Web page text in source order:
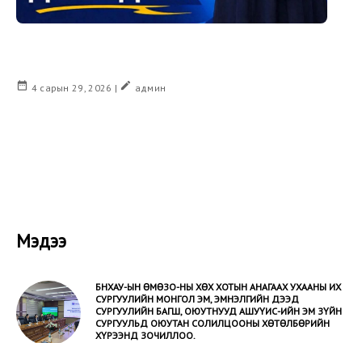
date_range 4 сарын 29, 2026 | create админ
Мэдээ
БНХАУ-ЫН ӨМӨЗО-НЫ ХӨХ ХОТЫН АНАГААХ УХААНЫ ИХ
СУРГУУЛИЙН МОНГОЛ ЭМ, ЭМНЭЛГИЙН ДЭЭД
СУРГУУЛИЙН БАГШ, ОЮУТНУУД АШУҮИС-ИЙН ЭМ ЗҮЙН
СУРГУУЛЬД ОЮУТАН СОЛИЛЦООНЫ ХӨТӨЛБӨРИЙН
ХҮРЭЭНД ЗОЧИЛЛОО.